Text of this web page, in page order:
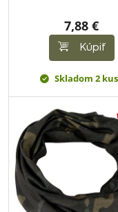
7,88 €
Kúpiť
Skladom 2